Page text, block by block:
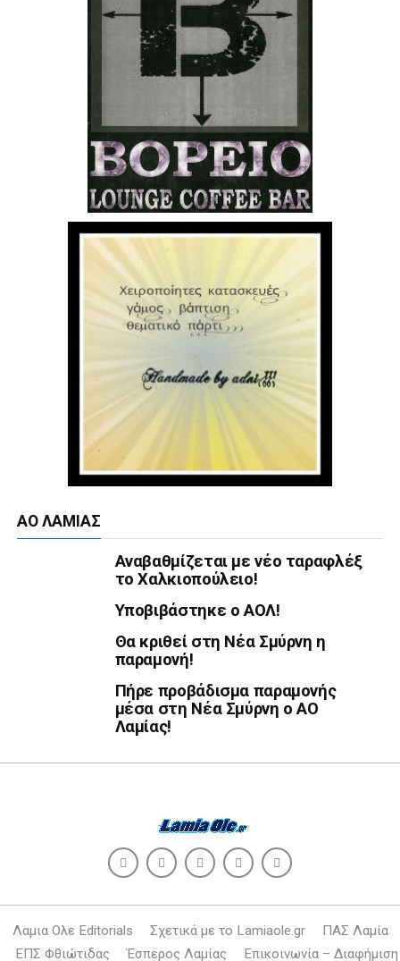
ΑΟ ΛΑΜΊΑΣ
Αναβαθμίζεται με νέο ταραφλέξ
το Χαλκιοπούλειο!
Υποβιβάστηκε ο ΑΟΛ!
Θα κριθεί στη Νέα Σμύρνη η
παραμονή!
Πήρε προβάδισμα παραμονής
μέσα στη Νέα Σμύρνη ο ΑΟ
Λαμίας!
Λαμια Ολε Editorials Σχετικά με το Lamiaole.gr
ΠΑΣ Λαμία
ΕΠΣ Φθιώτιδας
Έσπερος Λαμίας Επικοινωνία – Διαφήμιση